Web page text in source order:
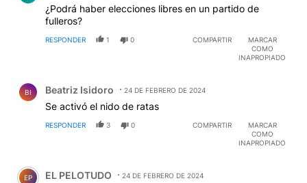
¿Podrá haber elecciones libres en un partido de
fulleros?
RESPONDER 1 0 COMPARTIR
MARCAR
COMO
INAPROPIADO
BI Beatriz Isidoro 24 DE FEBRERO DE 2024
Se activó el nido de ratas
RESPONDER 3 0 COMPARTIR
MARCAR
COMO
INAPROPIADO
Comentario de EL PELOTUDO.
EP EL PELOTUDO 24 DE FEBRERO DE 2024